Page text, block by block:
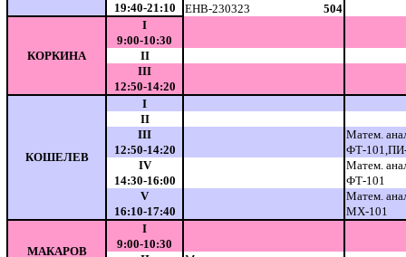
19:40-21:10
ЕНВ-230323 504
КОРКИНА
I
9:00-10:30
II
III
12:50-14:20
КОШЕЛЕВ
I
II
III
Матем.
12:50-14:20
ФТ-
IV
Матем.
14:30-16:00
ФТ-101
V
Матем.
16:10-17:40
МХ-101
МАКАРОВ
I
9:00-10:30